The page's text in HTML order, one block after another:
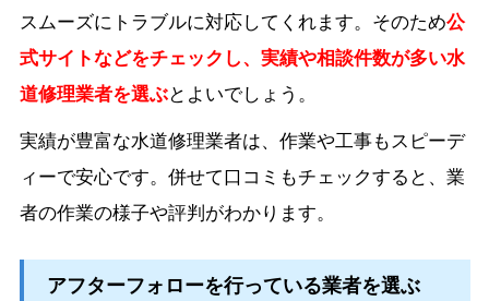
スムーズにトラブルに対応してくれます。そのため公
式サイトなどをチェックし、実績や相談件数が多い水
道修理業者を選ぶとよいでしょう。
実績が豊富な水道修理業者は、作業や工事もスピーデ
ィーで安心です。併せて口コミもチェックすると、業
者の作業の様子や評判がわかります。
アフターフォローを行っている業者を選ぶ